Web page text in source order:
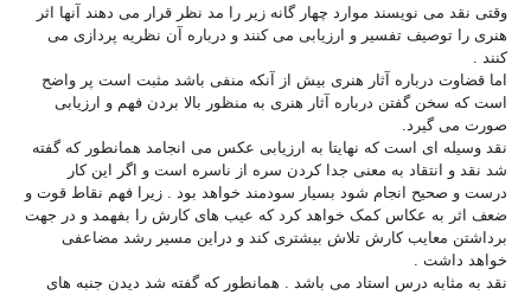
وقتی نقد می نویسند موارد چهار گانه زیر را مد نظر قرار می دهند آنها اثر
هنری را توصیف تفسیر و ارزیابی می کنند و درباره آن نظریه پردازی می
کنند .
اما قضاوت درباره آثار هنری بیش از آنکه منفی باشد مثبت است پر واضح
است که سخن گفتن درباره آثار هنری به منظور بالا بردن فهم و ارزیابی
صورت می گیرد.
نقد وسیله ای است که نهایتا به ارزیابی عکس می انجامد همانطور که گفته
شد نقد و انتقاد به معنی جدا کردن سره از ناسره است و اگر این کار
درست و صحیح انجام شود بسیار سودمند خواهد بود . زیرا فهم نقاط قوت و
ضعف اثر به عکاس کمک خواهد کرد که عیب های کارش را بفهمد و در جهت
برداشتن معایب کارش تلاش بیشتری کند و دراین مسیر رشد مضاعفی
خواهد داشت .
نقد به مثابه درس استاد می باشد . همانطور که گفته شد دیدن جنبه های